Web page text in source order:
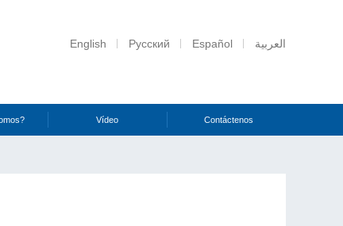
English Русский Español العربية
Vídeo Contáctenos